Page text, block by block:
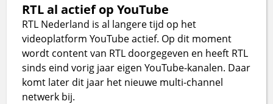
RTL al actief op YouTube
RTL Nederland is al langere tijd op het
videoplatform YouTube actief. Op dit moment
wordt content van RTL doorgegeven en heeft RTL
sinds eind vorig jaar eigen YouTube-kanalen. Daar
komt later dit jaar het nieuwe multi-channel
netwerk bij.